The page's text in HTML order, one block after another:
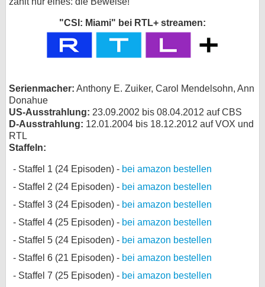
"CSI: Miami" bei RTL+ streamen:
Serienmacher: Anthony E. Zuiker, Carol Mendelsohn, Ann
Donahue
US-Ausstrahlung: 23.09.2002 bis 08.04.2012 auf CBS
D-Ausstrahlung: 12.01.2004 bis 18.12.2012 auf VOX und
RTL
Staffeln:
Staffel 1 (24 Episoden) - bei amazon bestellen
Staffel 2 (24 Episoden) - bei amazon bestellen
Staffel 3 (24 Episoden) - bei amazon bestellen
Staffel 4 (25 Episoden) - bei amazon bestellen
Staffel 5 (24 Episoden) - bei amazon bestellen
Staffel 6 (21 Episoden) - bei amazon bestellen
Staffel 7 (25 Episoden) - bei amazon bestellen
Cookie-Einstellungen
Impressum
Desktop-Ansicht